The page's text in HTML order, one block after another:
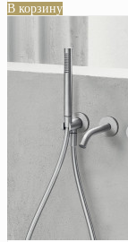
В корзину